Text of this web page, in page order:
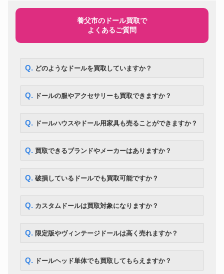
イデン SD 真紅
ドール
スーパードルフィー SDエリザベ
ライン 血盟騎士団 甲冑 フルセ
ット
カちゃんハウス 少女漫画家 牧美
也子イラスト付
まきまきカールのおしゃれなリ
175,700円
Kaws カウズ Pinocchio Wood
カリモク
BE@RBRICK エヴァンゲリオン
初号機 CHROME Ver.1000％
WORLD WIDE TOUR 3 開催記
ドール ネオブライス モッドモーリー 12,600円
ボークス DDS アイドルマスタ
ママチャップトイ ちっちゃな
ちっちゃな女の子こと乃
ドール
CWC 限定 マイメロディ ブライ
ス ソフトリーカドリーユー＆ミ
ー
30,800円
マーゴユニークガール blythe ネ
養父市のドール買取で
よくあるご質問
Q. どのようなドールを買取していますか？
Q. ドールの服やアクセサリーも買取できますか？
Q. ドールハウスやドール用家具も売ることができますか？
Q. 買取できるブランドやメーカーはありますか？
Q. 破損しているドールでも買取可能ですか？
Q. カスタムドールは買取対象になりますか？
Q. 限定版やヴィンテージドールは高く売れますか？
Q. ドールヘッド単体でも買取してもらえますか？